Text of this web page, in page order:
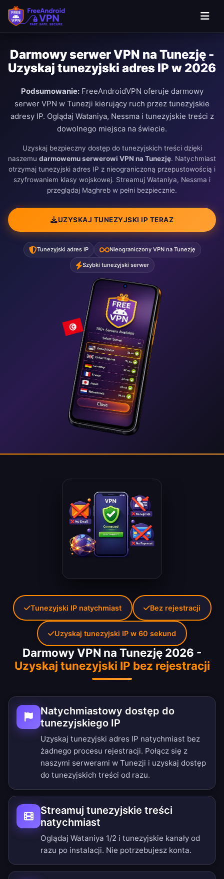
Darmowy serwer VPN na Tunezję -
Uzyskaj tunezyjski adres IP w 2026
Podsumowanie:FreeAndroidVPN oferuje darmowy
serwer VPN w Tunezji kierujący ruch przez tunezyjskie
adresy IP. Oglądaj Wataniya, Nessma i tunezyjskie treści z
dowolnego miejsca na świecie.
Uzyskaj bezpieczny dostęp do tunezyjskich treści dzięki
naszemu darmowemu serwerowi VPN na Tunezję. Natychmiast
otrzymaj tunezyjski adres IP z nieograniczoną przepustowością i
szyfrowaniem klasy wojskowej. Streamuj Wataniya, Nessma i
przeglądaj Maghreb w pełni bezpiecznie.
UZYSKAJ TUNEZYJSKI IP TERAZ
Tunezyjski adres IP Nieograniczony VPN na Tunezję
Szybki tunezyjski serwer
Darmowy VPN na Tunezję 2026 -
Uzyskaj tunezyjski IP bez rejestracji
Natychmiastowy dostęp do
tunezyjskiego IP
Uzyskaj tunezyjski adres IP natychmiast bez
żadnego procesu rejestracji. Połącz się z
naszymi serwerami w Tunezji i uzyskaj dostęp
do tunezyjskich treści od razu.
Streamuj tunezyjskie treści
natychmiast
Oglądaj Wataniya 1/2 i tunezyjskie kanały od
razu po instalacji. Nie potrzebujesz konta.
Tunezyjski IP natychmiast Bez rejestracji
Uzyskaj tunezyjski IP w 60 sekund